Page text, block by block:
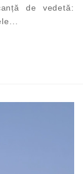
de vedetă: